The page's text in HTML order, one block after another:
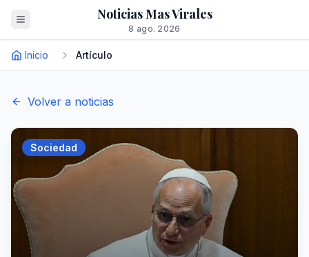
Noticias Mas Virales
8 ago. 2026
Inicio Artículo
Volver a noticias
Sociedad